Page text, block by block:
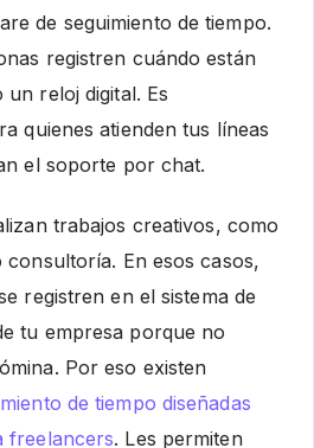
de seguimiento de tiempo.
registren cuándo están
un reloj digital. Es
quienes atienden tus líneas
el soporte por chat.
trabajos creativos, como
En esos casos,
registren en el sistema de
tu empresa porque no
Por eso existen
de tiempo diseñadas
freelancers. Les permiten